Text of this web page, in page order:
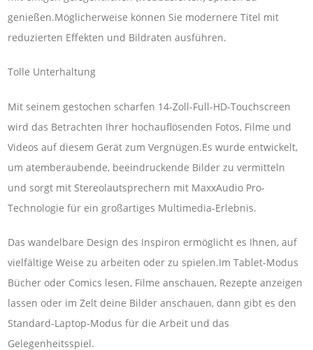
genießen.Möglicherweise können Sie modernere Titel mit
reduzierten Effekten und Bildraten ausführen.
Tolle Unterhaltung
Mit seinem gestochen scharfen 14-Zoll-Full-HD-Touchscreen
wird das Betrachten Ihrer hochauflösenden Fotos, Filme und
Videos auf diesem Gerät zum Vergnügen.Es wurde entwickelt,
um atemberaubende, beeindruckende Bilder zu vermitteln
und sorgt mit Stereolautsprechern mit MaxxAudio Pro-
Technologie für ein großartiges Multimedia-Erlebnis.
Das wandelbare Design des Inspiron ermöglicht es Ihnen, auf
vielfältige Weise zu arbeiten oder zu spielen.Im Tablet-Modus
Bücher oder Comics lesen, Filme anschauen, Rezepte anzeigen
lassen oder im Zelt deine Bilder anschauen, dann gibt es den
Standard-Laptop-Modus für die Arbeit und das
Gelegenheitsspiel.